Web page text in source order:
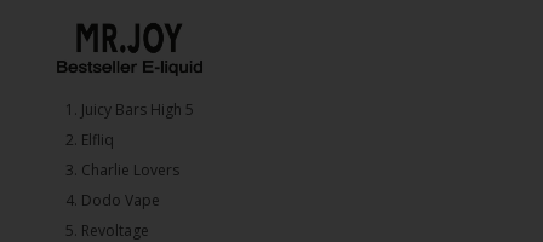
1.⁠ ⁠Juicy Bars High 5
2.⁠ ⁠⁠Elfliq
3.⁠ ⁠⁠Charlie Lovers
4.⁠ ⁠⁠Dodo Vape
5. ⁠Revoltage